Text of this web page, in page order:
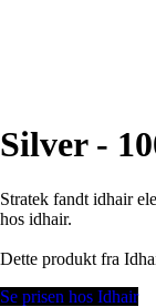
Silver -
Stratek fandt idhair
hos idhair.
Dette produkt fra
Se prisen hos Idhair